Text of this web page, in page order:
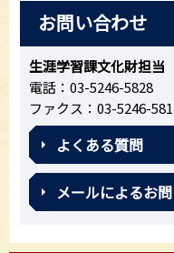
お問い合わせ
生涯学習課文化財担当
電話：03-5246-5828
ファクス：03-5246-
よくある質問
メールによるお